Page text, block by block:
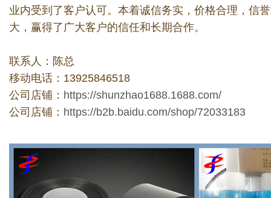
业内受到了客户认可。本着诚信务实，价格合理，信
大，赢得了广大客户的信任和长期合作。
联系人：陈总
移动电话：13925846518
公司店铺： https://shunzhao1688.1688.com/
公司店铺： https://b2b.baidu.com/shop/72033183